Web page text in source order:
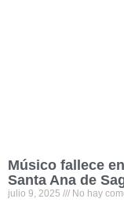
Músico fallece
Santa Ana de
julio 9, 2025 No hay